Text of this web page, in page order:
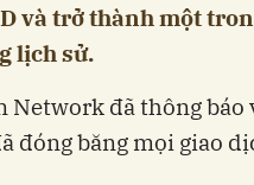
và trở thành một
lịch sử.
Network đã thông
đóng băng mọi giao